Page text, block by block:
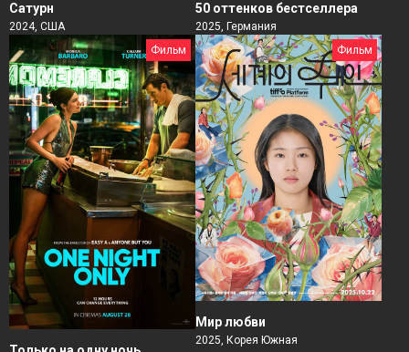
Сатурн
2024, США
50 оттенков бестселлера
2025, Германия
Фильм
Фильм
Мир любви
2025, Корея Южная